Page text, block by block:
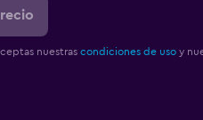
nuestras condiciones de usoy